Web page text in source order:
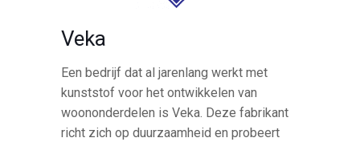
Veka
Een bedrijf dat al jarenlang werkt met
kunststof voor het ontwikkelen van
woononderdelen is Veka. Deze fabrikant
richt zich op duurzaamheid en probeert